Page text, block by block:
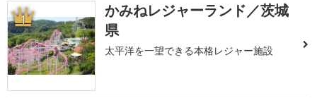
1
かみねレジャーランド／茨城
県
太平洋を一望できる本格レジャー施設